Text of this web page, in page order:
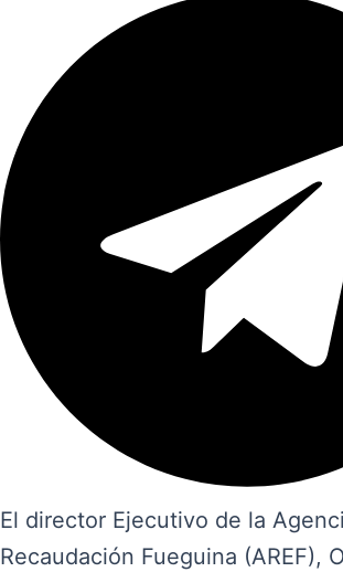
El director Ejecutivo de la
Recaudación Fueguina (AREF),